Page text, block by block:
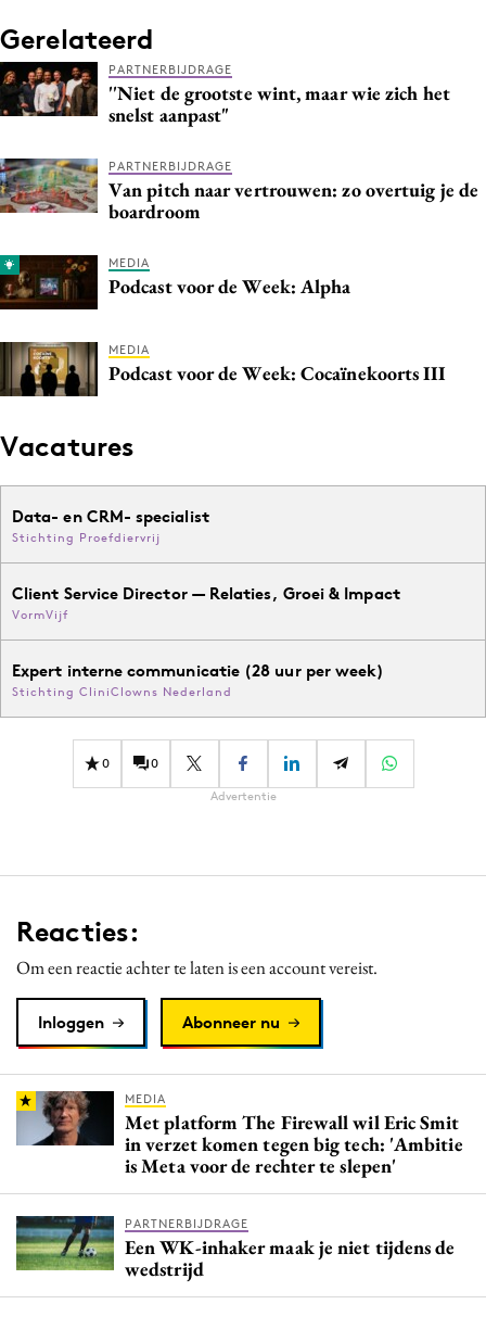
Gerelateerd
PARTNERBIJDRAGE
''Niet de grootste wint, maar wie zich het
snelst aanpast"
PARTNERBIJDRAGE
Van pitch naar vertrouwen: zo overtuig je de
boardroom
MEDIA
Podcast voor de Week: Alpha
MEDIA
Podcast voor de Week: Cocaïnekoorts III
Vacatures
Data- en CRM- specialist
Stichting Proefdiervrij
Client Service Director — Relaties, Groei & Impact
VormVijf
Expert interne communicatie (28 uur per week)
Stichting CliniClowns Nederland
0 0
Advertentie
Reacties:
Om een reactie achter te laten is een account vereist.
Inloggen Abonneer nu
MEDIA
Met platform The Firewall wil Eric Smit
in verzet komen tegen big tech: 'Ambitie
is Meta voor de rechter te slepen'
PARTNERBIJDRAGE
Een WK-inhaker maak je niet tijdens de
wedstrijd